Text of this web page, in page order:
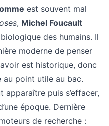
est souvent mal
, Michel Foucault
des humains. Il
moderne de penser
est historique, donc
au point utile au bac.
puis s’effacer,
époque. Dernière
de recherche :